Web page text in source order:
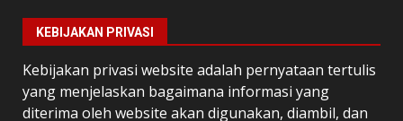
KEBIJAKAN PRIVASI
Kebijakan privasi website adalah pernyataan tertulis
yang menjelaskan bagaimana informasi yang
diterima oleh website akan digunakan, diambil, dan